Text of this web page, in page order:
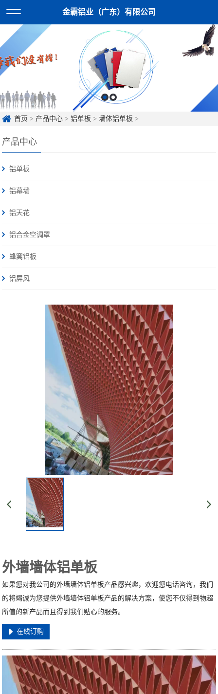
金霸铝业（广东）有限公司
首页 > 产品中心 >铝单板 >墙体铝单板 >
产品中心
铝单板
铝幕墙
铝天花
铝合金空调罩
蜂窝铝板
铝屏风
外墙墙体铝单板
如果您对我公司的外墙墙体铝单板产品感兴趣，欢迎您电话咨询，我们
的将竭诚为您提供外墙墙体铝单板产品的解决方案，使您不仅得到物超
所值的新产品而且得到我们贴心的服务。
在线订购